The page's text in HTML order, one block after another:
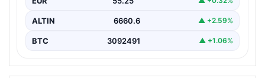
ALTIN 6660.6 ▲ +2.59%
BTC 3092491 ▲ +1.06%